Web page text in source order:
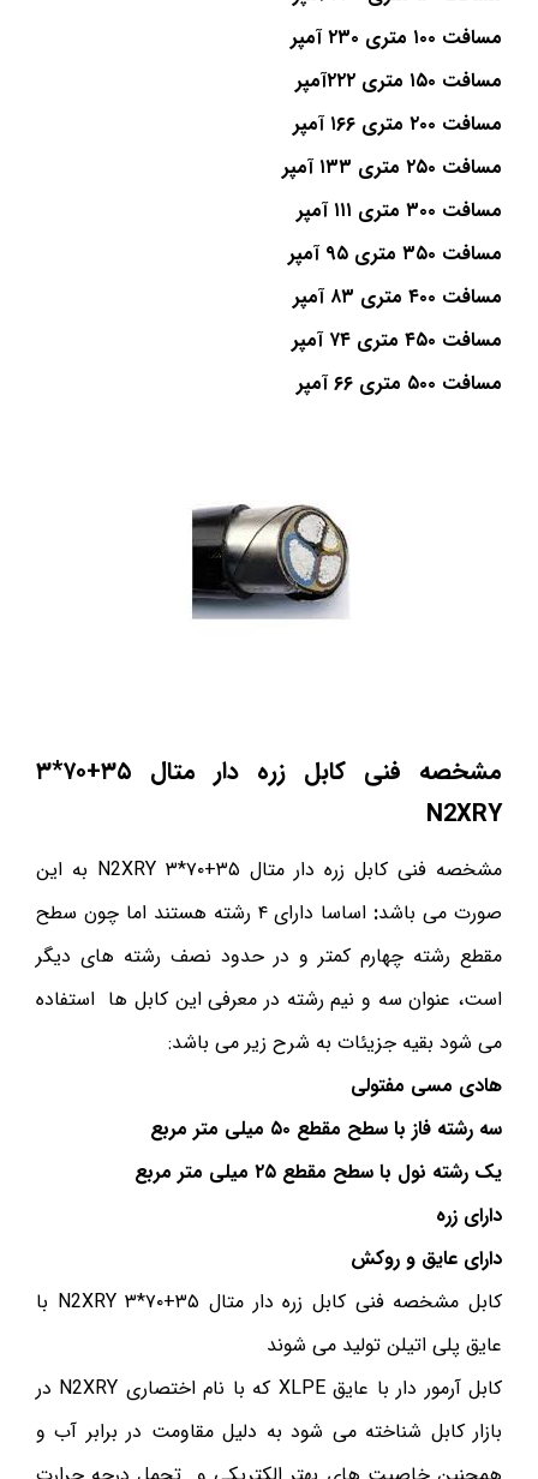
مسافت ۱۰۰ متری ۲۳۰ آمپر
مسافت ۱۵۰ متری ۲۲۲آمپر
مسافت ۲۰۰ متری ۱۶۶ آمپر
مسافت ۲۵۰ متری ۱۳۳ آمپر
مسافت ۳۰۰ متری ۱۱۱ آمپر
مسافت ۳۵۰ متری ۹۵ آمپر
مسافت ۴۰۰ متری ۸۳ آمپر
مسافت ۴۵۰ متری ۷۴ آمپر
مسافت ۵۰۰ متری ۶۶ آمپر
مشخصه فنی کابل زره دار متال ۳۵+۷۰*۳
N2XRY
مشخصه فنی کابل زره دار متال ۳۵+۷۰*۳ N2XRY به این
صورت می باشد:
اساسا دارای ۴ رشته هستند اما چون سطح
مقطع رشته چهارم کمتر و در حدود نصف رشته های دیگر
است، عنوان سه و نیم رشته در معرفی این کابل ها استفاده
می شود بقیه جزیئات به شرح زیر می باشد:
هادی مسی مفتولی
سه رشته فاز با سطح مقطع ۵۰ میلی متر مربع
یک رشته نول با سطح مقطع ۲۵ میلی متر مربع
دارای زره
دارای عایق و روکش
کابل مشخصه فنی کابل زره دار متال ۳۵+۷۰*۳ N2XRY با
عایق پلی اتیلن تولید می شوند
کابل آرمور دار با عایق XLPE که با نام اختصاری N2XRY در
بازار کابل شناخته می شود به دلیل مقاومت در برابر آب و